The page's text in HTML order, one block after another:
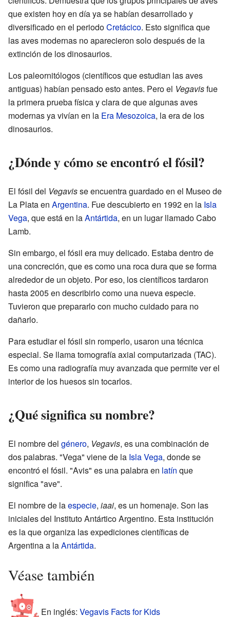
que existen hoy en día ya se habían desarrollado y
diversificado en el periodoCretácico. Esto significa que
las aves modernas no aparecieron solo después de la
extinción de los dinosaurios.
Los paleornitólogos (científicos que estudian las aves
antiguas) habían pensado esto antes. Pero el Vegavisfue
la primera prueba física y clara de que algunas aves
modernas ya vivían en la Era Mesozoica, la era de los
dinosaurios.
¿Dónde y cómo se encontró el fósil?
El fósil del Vegavisse encuentra guardado en el Museo de
La Plata en Argentina. Fue descubierto en 1992 en la Isla
Vega, que está en laAntártida, en un lugar llamado Cabo
Lamb.
Sin embargo, el fósil era muy delicado. Estaba dentro de
una concreción, que es como una roca dura que se forma
alrededor de un objeto. Por eso, los científicos tardaron
hasta 2005 en describirlo como una nueva especie.
Tuvieron que prepararlo con mucho cuidado para no
dañarlo.
Para estudiar el fósil sin romperlo, usaron una técnica
especial. Se llama tomografía axial computarizada (TAC).
Es como una radiografía muy avanzada que permite ver el
interior de los huesos sin tocarlos.
¿Qué significa su nombre?
El nombre del género, Vegavis, es una combinación de
dos palabras. "Vega" viene de la Isla Vega, donde se
encontró el fósil. "Avis" es una palabra en latín que
significa "ave".
El nombre de laespecie, iaai, es un homenaje. Son las
iniciales del Instituto Antártico Argentino. Esta institución
es la que organiza las expediciones científicas de
Argentina a laAntártida.
Véase también
En inglés: Vegavis Facts for Kids